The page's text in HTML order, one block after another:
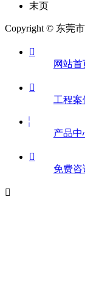
末页
Copyright © 东莞

网站首

工程
产品中

免费咨
